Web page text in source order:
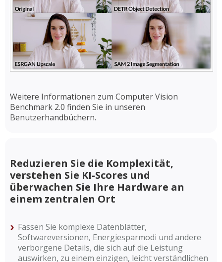
Weitere Informationen zum Computer Vision
Benchmark 2.0 finden Sie in unseren
Benutzerhandbüchern.
Reduzieren Sie die Komplexität,
verstehen Sie KI-Scores und
überwachen Sie Ihre Hardware an
einem zentralen Ort
Fassen Sie komplexe Datenblätter,
Softwareversionen, Energiesparmodi und andere
verborgene Details, die sich auf die Leistung
auswirken, zu einem einzigen, leicht verständlichen